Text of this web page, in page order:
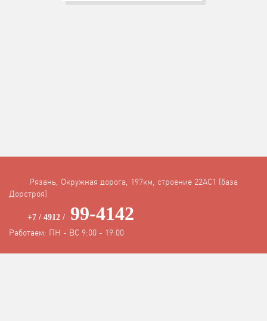
Рязань, Окружная дорога, 197км, строение 22АC1 (база
Дорстроя)
+7 / 4912 / 99-4142
Работаем: ПН - ВС 9:00 - 19:00